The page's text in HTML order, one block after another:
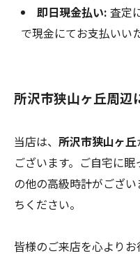
即日現金払い: 査定
で現金にてお支払いい
所沢市狭山ヶ丘周辺
当店は、 所沢市狭山ヶ丘
ございます。ご自宅に
の他の高級時計がござ
ちください。
皆様のご来店を心よりお